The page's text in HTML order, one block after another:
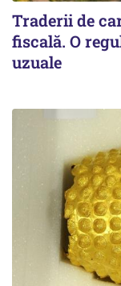
Traderii de
fiscală. O
uzuale